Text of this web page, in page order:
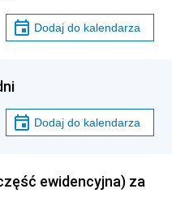
Dodaj do kalendarza
Dodaj do kalendarza
ewidencyjna) za